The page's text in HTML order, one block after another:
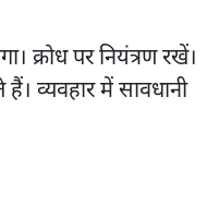
क्रोध पर नियंत्रण रखें।
व्यवहार में सावधानी